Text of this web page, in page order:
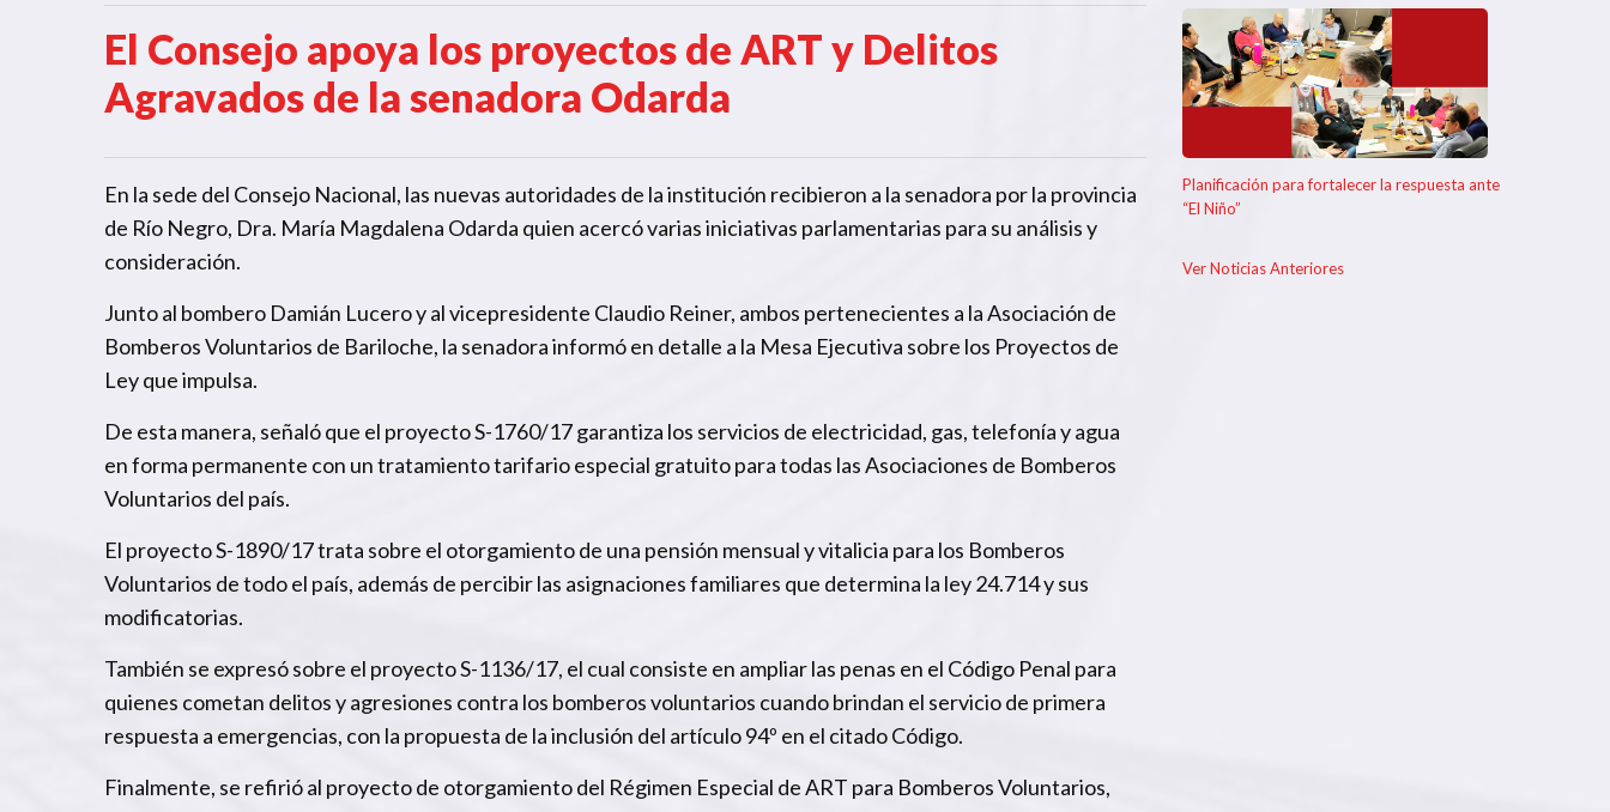
El Consejo apoya los proyectos de ART y Delitos
Agravados de la senadora Odarda
En la sede del Consejo Nacional, las nuevas autoridades de la institución recibieron a la senadora por la provincia
de Río Negro, Dra. María Magdalena Odarda quien acercó varias iniciativas parlamentarias para su análisis y
consideración.
Junto al bombero Damián Lucero y al vicepresidente Claudio Reiner, ambos pertenecientes a la Asociación de
Bomberos Voluntarios de Bariloche, la senadora informó en detalle a la Mesa Ejecutiva sobre los Proyectos de
Ley que impulsa.
De esta manera, señaló que el proyecto S-1760/17 garantiza los servicios de electricidad, gas, telefonía y agua
en forma permanente con un tratamiento tarifario especial gratuito para todas las Asociaciones de Bomberos
Voluntarios del país.
El proyecto S-1890/17 trata sobre el otorgamiento de una pensión mensual y vitalicia para los Bomberos
Voluntarios de todo el país, además de percibir las asignaciones familiares que determina la ley 24.714 y sus
modificatorias.
También se expresó sobre el proyecto S-1136/17, el cual consiste en ampliar las penas en el Código Penal para
quienes cometan delitos y agresiones contra los bomberos voluntarios cuando brindan el servicio de primera
respuesta a emergencias, con la propuesta de la inclusión del artículo 94º en el citado Código.
Finalmente, se refirió al proyecto de otorgamiento del Régimen Especial de ART para Bomberos Voluntarios,
Planificación para fortalecer la respuesta ante
“El Niño”
Ver Noticias Anteriores